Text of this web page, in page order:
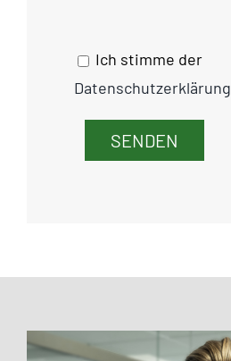
Ich stimme der
Datenschutzerklärung